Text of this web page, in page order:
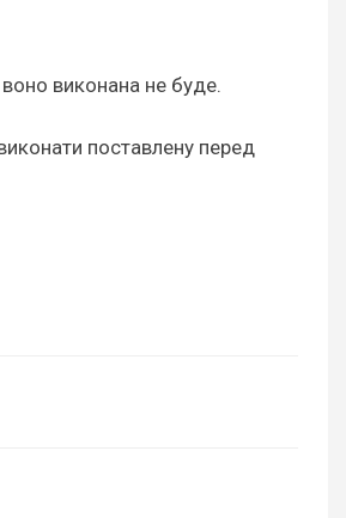
виконана не буде.
поставлену перед